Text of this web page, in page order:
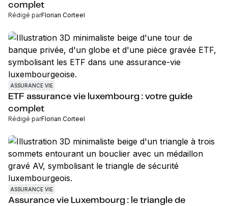
complet
Rédigé parFlorian Corteel
ASSURANCE VIE
ETF assurance vie luxembourg : votre guide
complet
Rédigé parFlorian Corteel
ASSURANCE VIE
Assurance vie Luxembourg : le triangle de